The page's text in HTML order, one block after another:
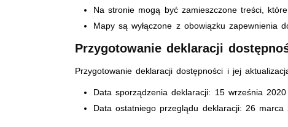
Na stronie mogą być zamieszczone treści,
Mapy są wyłączone z obowiązku zapewnienia
Przygotowanie deklaracji
Przygotowanie deklaracji dostępności i jej
Data sporządzenia deklaracji: 15 września 2020
Data ostatniego przeglądu deklaracji: 26 marca